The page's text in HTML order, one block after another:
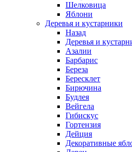
Шелковица
Яблони
Деревья и кустарники
Назад
Деревья и
Азалии
Барбарис
Береза
Бересклет
Бирючина
Будлея
Вейгела
Гибискус
Гортензия
Дейция
Декоративные